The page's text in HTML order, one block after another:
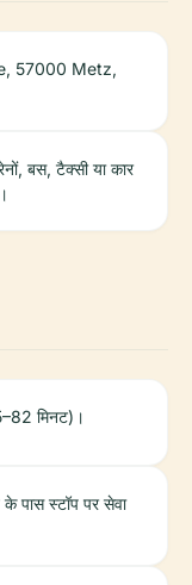
57000 Metz,
बस, टैक्सी या कार
मिनट)।
पास स्टॉप पर सेवा